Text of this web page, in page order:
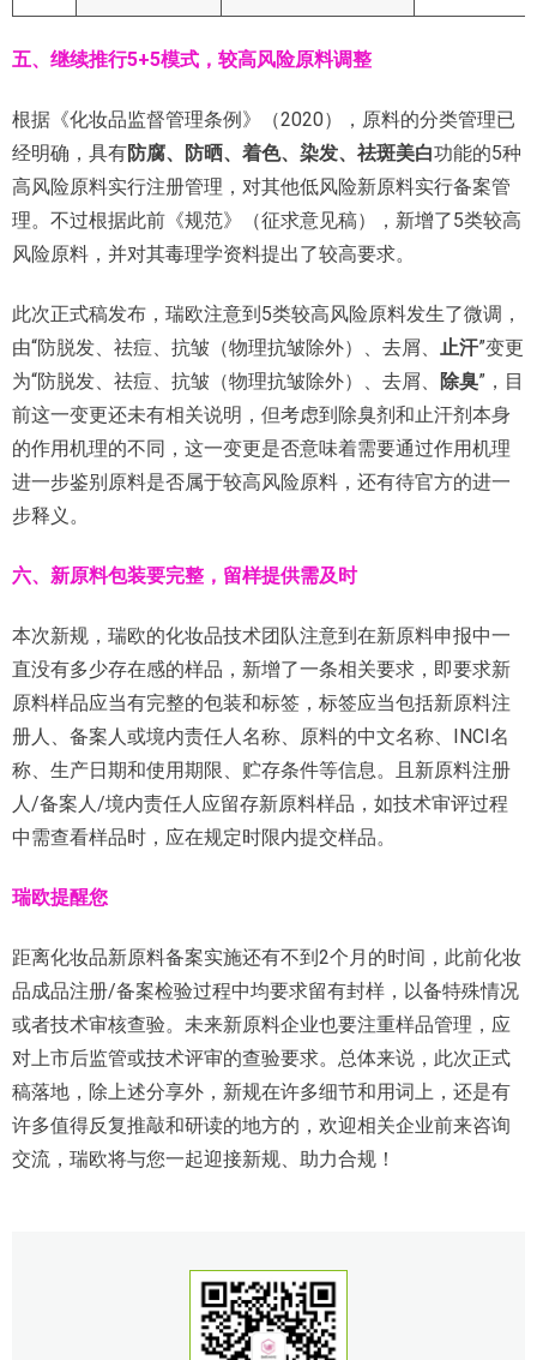
五、继续推行5+5模式，较高风险原料调整
根据《化妆品监督管理条例》（2020），原料的分类管理已
经明确，具有防腐、防晒、着色、染发、祛斑美白功能的5种
高风险原料实行注册管理，对其他低风险新原料实行备案管
理。不过根据此前《规范》（征求意见稿），新增了5类较高
风险原料，并对其毒理学资料提出了较高要求。
此次正式稿发布，瑞欧注意到5类较高风险原料发生了微调，
由“防脱发、祛痘、抗皱（物理抗皱除外）、去屑、 止汗”变更
为“防脱发、祛痘、抗皱（物理抗皱除外）、去屑、
除臭”，目
前这一变更还未有相关说明，但考虑到除臭剂和止汗剂本身
的作用机理的不同，这一变更是否意味着需要通过作用机理
进一步鉴别原料是否属于较高风险原料，还有待官方的进一
步释义。
六、 新原料包装要完整，留样提供需及时
本次新规，瑞欧的化妆品技术团队注意到在新原料申报中一
直没有多少存在感的样品，新增了一条相关要求，即要求新
原料样品应当有完整的包装和标签，标签应当包括新原料注
册人、备案人或境内责任人名称、原料的中文名称、INCI名
称、生产日期和使用期限、贮存条件等信息。且新原料注册
人/备案人/境内责任人应留存新原料样品，如技术审评过程
中需查看样品时，应在规定时限内提交样品。
瑞欧提醒您
距离化妆品新原料备案实施还有不到2个月的时间，此前化妆
品成品注册/备案检验过程中均要求留有封样，以备特殊情况
或者技术审核查验。未来新原料企业也要注重样品管理，应
对上市后监管或技术评审的查验要求。总体来说，此次正式
稿落地，除上述分享外，新规在许多细节和用词上，还是有
许多值得反复推敲和研读的地方的，欢迎相关企业前来咨询
交流，瑞欧将与您一起迎接新规、助力合规！